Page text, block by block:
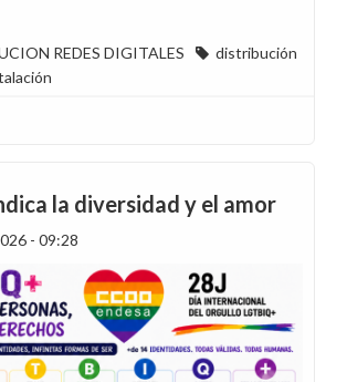
REDES DIGITALES
distribución
la diversidad y el amor
- 09:28